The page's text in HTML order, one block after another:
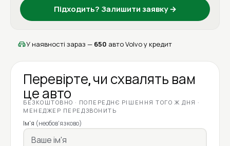
Підходить? Залишити заявку →
У наявності зараз — 650 авто Volvo у кредит
Перевірте, чи схвалять вам
це авто
БЕЗКОШТОВНО · ПОПЕРЕДНЄ РІШЕННЯ ТОГО Ж ДНЯ ·
МЕНЕДЖЕР ПЕРЕДЗВОНИТЬ
Ім'я (необов'язково)